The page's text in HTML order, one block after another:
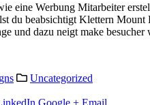
eine Werbung Mitarbeiter
du beabsichtigt Klettern Mount
und dazu neigt make
Uncategorized
Google + Email